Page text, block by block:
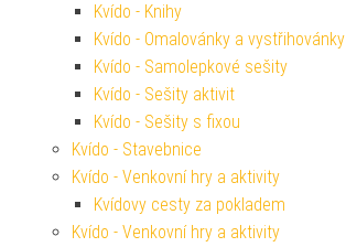
Kvído - Knihy
Kvído - Omalovánky a vystřihovánky
Kvído - Samolepkové sešity
Kvído - Sešity aktivit
Kvído - Sešity s fixou
Kvído - Stavebnice
Kvído - Venkovní hry a aktivity
Kvídovy cesty za pokladem
Kvído - Venkovní hry a aktivity